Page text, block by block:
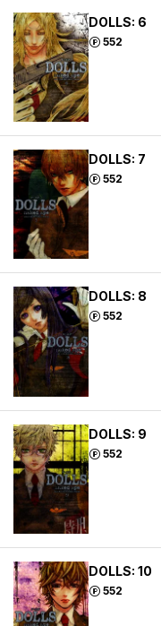
DOLLS: 6
552
ポイント
DOLLS: 7
552
ポイント
DOLLS: 8
552
ポイント
DOLLS: 9
552
ポイント
DOLLS: 10
552
ポイント